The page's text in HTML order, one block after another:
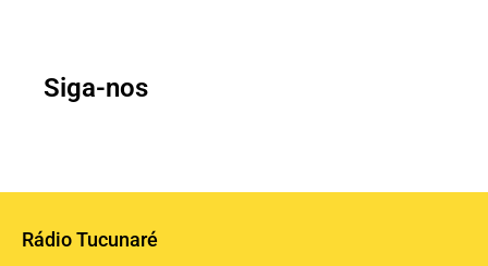
Siga-nos
Rádio Tucunaré